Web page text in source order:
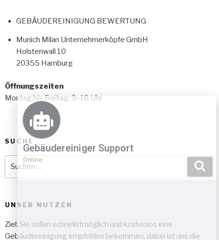
GEBÄUDEREINIGUNG BEWERTUNG
Munich Milan Unternehmerköpfe GmbH
Holstenwall 10
20355 Hamburg
Öffnungszeiten
Montag bis Freitag: 9–18 Uhr
SUCHE
UNSER NUTZEN
Ziel: Sie sollen schnellstmöglich und kostenlos eine
Gebäudereinigung empfohlen bekommen, dabei ist uns die
Gebäudereiniger Support